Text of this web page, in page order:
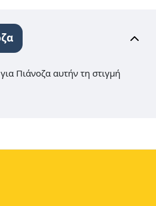
Πιάνοζα αυτήν τη στιγμή